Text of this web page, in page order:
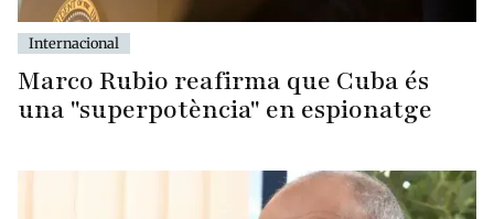
Internacional
Marco Rubio reafirma que Cuba és
una "superpotència" en espionatge